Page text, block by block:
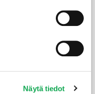
Näytä tiedot
mm